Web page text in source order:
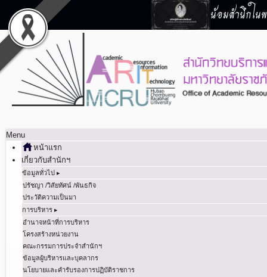
น้อมสำนึกใน
Menu
หน้าแรก
เกี่ยวกับสำนักฯ
ข้อมูลทั่วไป ▸
ปรัชญา /วิสัยทัศน์ /พันธกิจ
ประวัติความเป็นมา
การบริหาร ▸
อำนาจหน้าที่การบริหาร
โครงสร้างหน่วยงาน
คณะกรรมการประจำสำนักฯ
ข้อมูลผู้บริหารและบุคลากร
นโยบายและคำรับรองการปฏิบัติราชการ